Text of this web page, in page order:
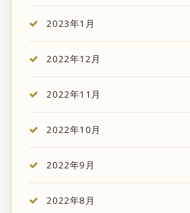
2023年1月
2022年12月
2022年11月
2022年10月
2022年9月
2022年8月